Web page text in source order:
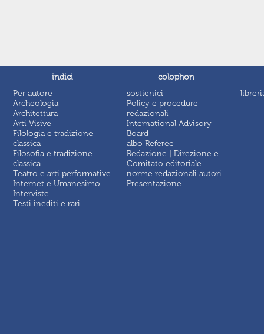
indici
Per autore
Archeologia
Architettura
Arti Visive
Filologia e tradizione
classica
Filosofia e tradizione
classica
Teatro e arti performative
Internet e Umanesimo
Interviste
Testi inediti e rari
colophon
sostienici
Policy e procedure
redazionali
International Advisory
Board
albo Referee
Redazione | Direzione e
Comitato editoriale
norme redazionali autori
Presentazione